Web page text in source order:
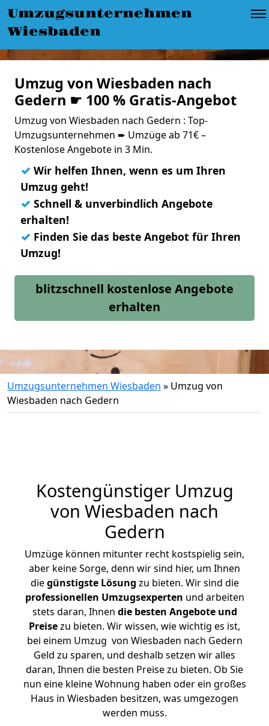
Umzugsunternehmen
Wiesbaden
Umzug von Wiesbaden nach
Gedern ☛ 100 % Gratis-Angebot
Umzug von Wiesbaden nach Gedern : Top-
Umzugsunternehmen ➨ Umzüge ab 71€ –
Kostenlose Angebote in 3 Min.
✓ Wir helfen Ihnen, wenn es um Ihren
Umzug geht!
✓ Schnell & unverbindlich Angebote
erhalten!
✓ Finden Sie das beste Angebot für Ihren
Umzug!
blitzschnell kostenlose Angebote
erhalten
Umzugsunternehmen Wiesbaden » Umzug von
Wiesbaden nach Gedern
Kostengünstiger Umzug
von Wiesbaden nach
Gedern
Umzüge können mitunter recht kostspielig sein,
aber keine Sorge, denn wir sind hier, um Ihnen
diegünstigste Lösung zu bieten. Wir sind die
professionellen Umzugsexperten und arbeiten
stets daran, Ihnen die besten Angebote und
Preisezu bieten. Wir wissen, wie wichtig es ist,
bei einem Umzug von Wiesbaden nach Gedern
Geld zu sparen, und deshalb setzen wir alles
daran, Ihnen die besten Preise zu bieten. Ob Sie
nun eine kleine Wohnung haben oder ein großes
Haus in Wiesbaden besitzen, was umgezogen
werden muss.